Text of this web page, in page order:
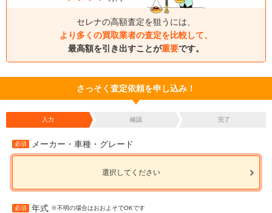
セレナの高額査定を狙うには、
より多くの買取業者の査定を比較して、
最高額を引き出すことが重要です。
さっそく査定依頼を申し込み！
入力 確認 完了
必須 メーカー・車種・グレード
選択してください
必須 年式 ※不明の場合はおおよそでOKです